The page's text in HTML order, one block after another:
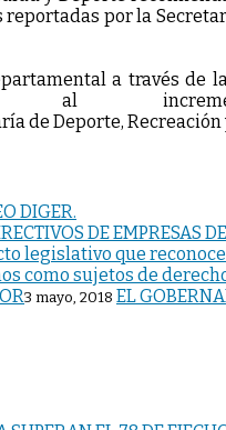
por la
a través
DIGER.
como sujetos de
3 mayo, 2018 EL